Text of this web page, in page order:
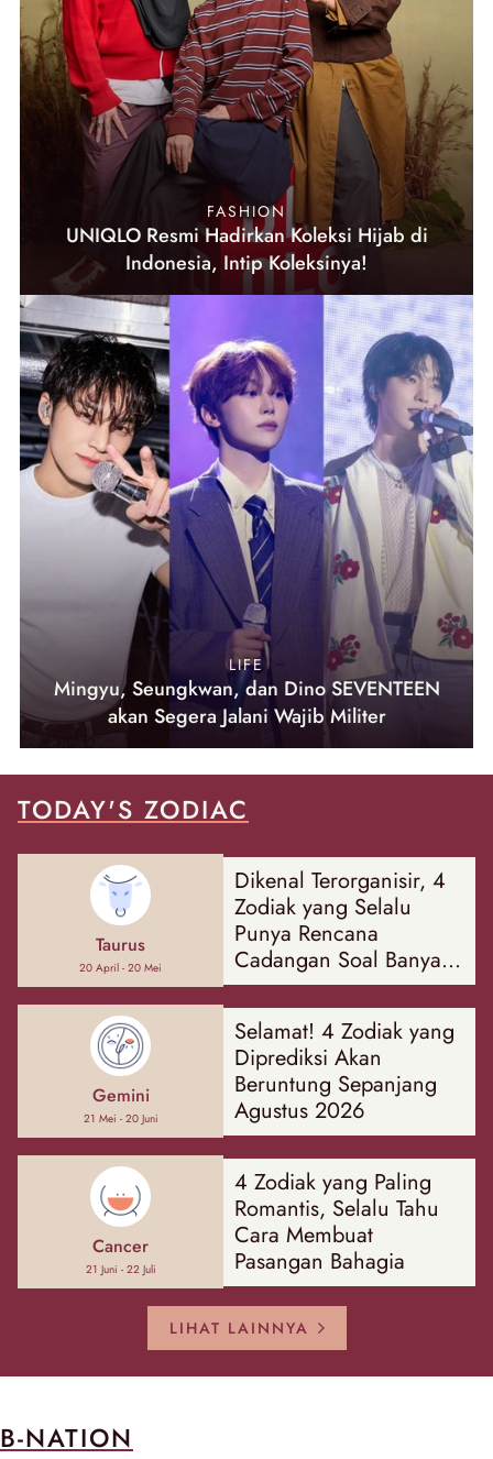
FASHION
UNIQLO Resmi Hadirkan Koleksi Hijab di
Indonesia, Intip Koleksinya!
LIFE
Mingyu, Seungkwan, dan Dino SEVENTEEN
akan Segera Jalani Wajib Militer
TODAY'S ZODIAC
Taurus
20 April - 20 Mei
Dikenal Terorganisir, 4
Zodiak yang Selalu
Punya Rencana
Cadangan Soal Banyak
Hal
Gemini
21 Mei - 20 Juni
Selamat! 4 Zodiak yang
Diprediksi Akan
Beruntung Sepanjang
Agustus 2026
Cancer
21 Juni - 22 Juli
4 Zodiak yang Paling
Romantis, Selalu Tahu
Cara Membuat
Pasangan Bahagia
LIHAT LAINNYA
B-NATION